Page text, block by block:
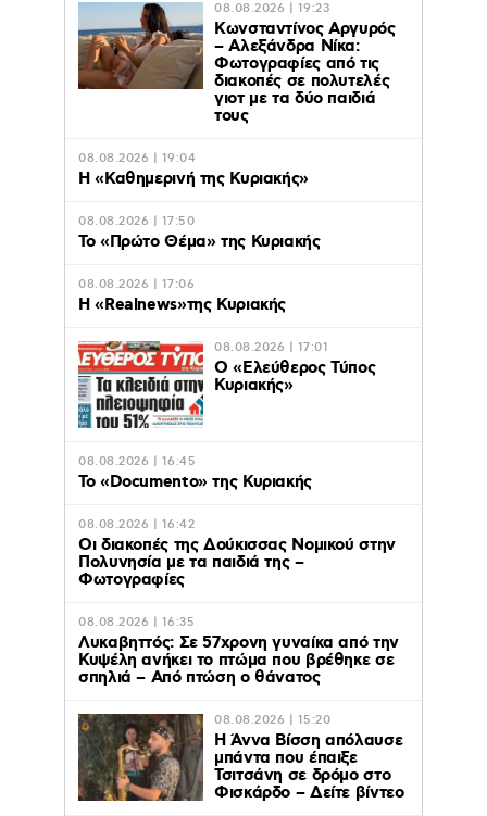
08.08.2026 | 19:23
Κωνσταντίνος Αργυρός
– Αλεξάνδρα Νίκα:
Φωτογραφίες από τις
διακοπές σε πολυτελές
γιοτ με τα δύο παιδιά
τους
08.08.2026 | 19:04
H «Καθημερινή της Κυριακής»
08.08.2026 | 17:50
Το «Πρώτο Θέμα» της Κυριακής
08.08.2026 | 17:06
Η «Realnews»της Κυριακής
08.08.2026 | 17:01
Ο «Eλεύθερος Τύπος
Κυριακής»
08.08.2026 | 16:45
Το «Documento» της Κυριακής
08.08.2026 | 16:42
Οι διακοπές της Δούκισσας Νομικού στην
Πολυνησία με τα παιδιά της –
Φωτογραφίες
08.08.2026 | 16:35
Λυκαβηττός: Σε 57χρονη γυναίκα από την
Κυψέλη ανήκει το πτώμα που βρέθηκε σε
σπηλιά – Από πτώση ο θάνατος
08.08.2026 | 15:20
Η Άννα Βίσση απόλαυσε
μπάντα που έπαιξε
Τσιτσάνη σε δρόμο στο
Φισκάρδο – Δείτε βίντεο